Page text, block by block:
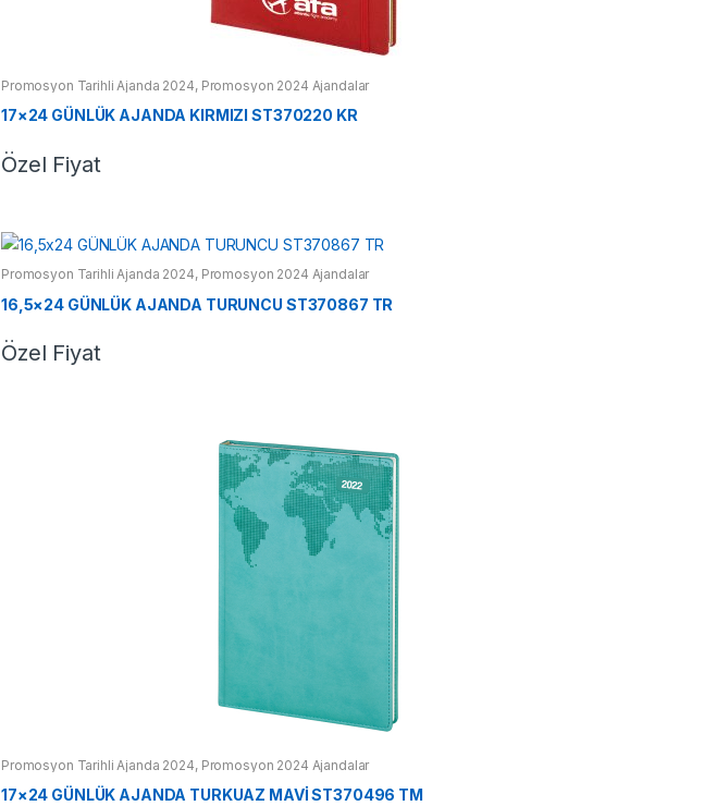
Promosyon Tarihli Ajanda 2024, Promosyon 2024 Ajandalar
17×24 GÜNLÜK AJANDA KIRMIZI ST370220 KR
Özel Fiyat
Promosyon Tarihli Ajanda 2024, Promosyon 2024 Ajandalar
16,5×24 GÜNLÜK AJANDA TURUNCU ST370867 TR
Özel Fiyat
Promosyon Tarihli Ajanda 2024, Promosyon 2024 Ajandalar
17×24 GÜNLÜK AJANDA TURKUAZ MAVİ ST370496 TM